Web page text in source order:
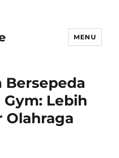
MENU
Lebih
Olahraga